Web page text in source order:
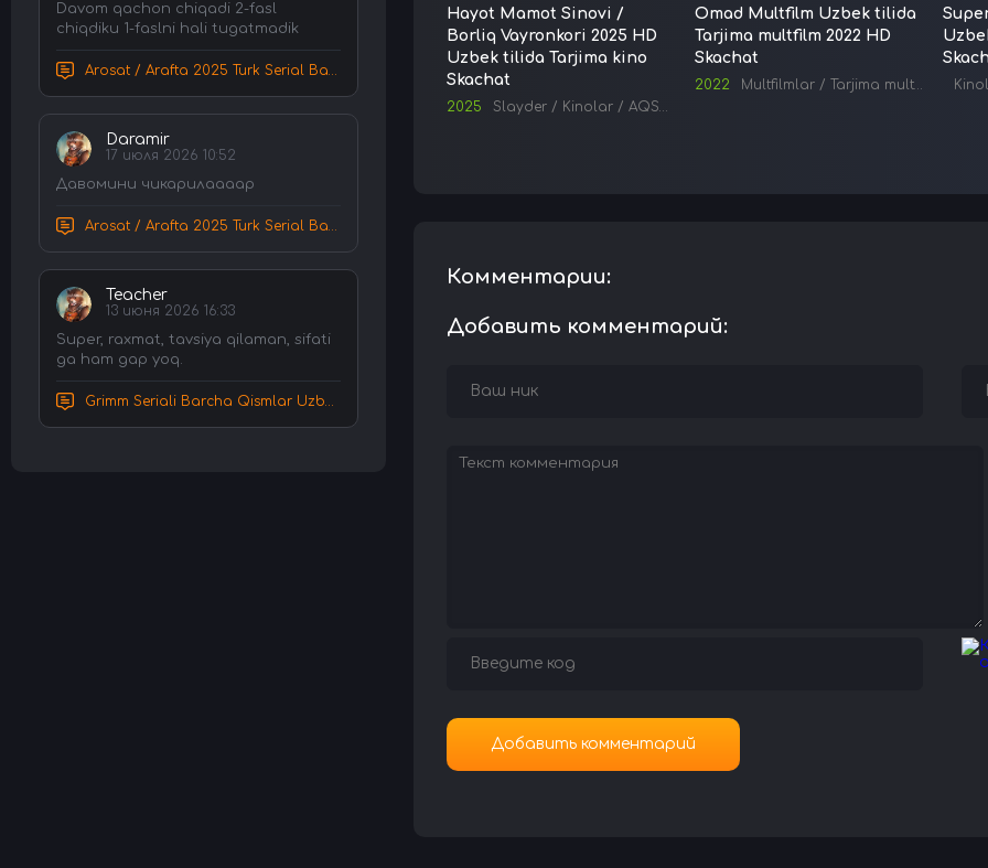
Davom qachon chiqadi 2-fasl
chiqdiku 1-faslni hali tugatmadik
Arosat / Arafta 2025 Turk Serial Barcha Qismlar Uzbek tilida Tarjima Serial tas-ix skachat
Daramir
17 июля 2026 10:52
Давомини чикарилаааар
Arosat / Arafta 2025 Turk Serial Barcha Qismlar Uzbek tilida Tarjima Serial tas-ix skachat
Teacher
13 июня 2026 16:33
Super, raxmat, tavsiya qilaman, sifati
ga ham gap yoq.
Grimm Seriali Barcha Qismlar Uzbek tilida Tarjima serial HD Skachat
Hayot Mamot Sinovi /
Borliq Vayronkori 2025 HD
Uzbek tilida Tarjima kino
Skachat
2025 Slayder / Kinolar / AQSH kinolari
Omad Multfilm Uzbek tilida
Tarjima multfilm 2022 HD
Skachat
2022 Multfilmlar / Tarjima multfilmlar
Комментарии:
Добавить комментарий: